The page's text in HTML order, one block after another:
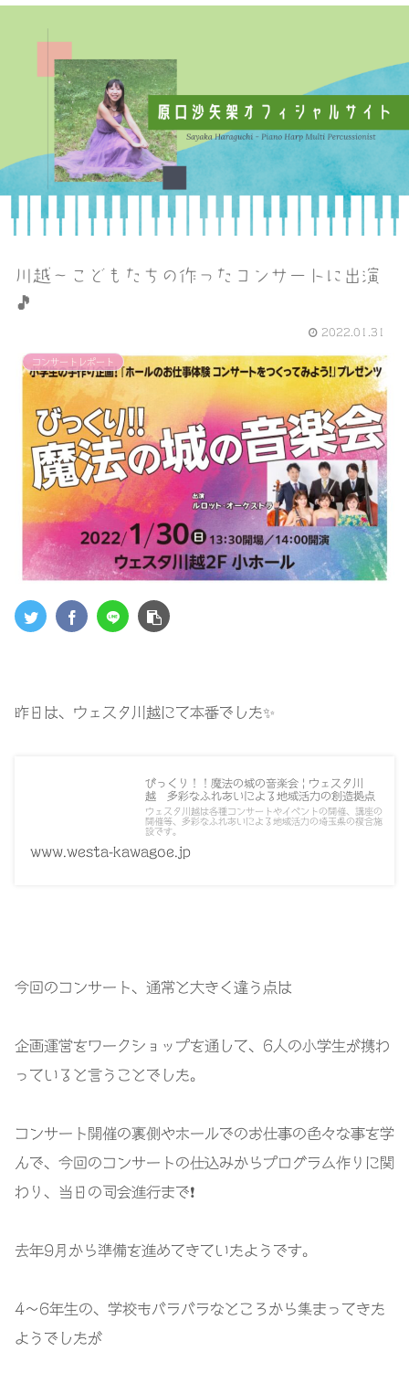
川越〜こどもたちの作ったコンサートに出演
🎵
2022.01.31
コンサートレポート
昨日は、ウェスタ川越にて本番でした✨
びっくり！！魔法の城の音楽会 | ウェスタ川
越 多彩なふれあいによる地域活力の創造拠点
ウェスタ川越は各種コンサートやイベントの開催、講座の
開催等、多彩なふれあいによる地域活力の埼玉県の複合施
設です。
www.westa-kawagoe.jp
今回のコンサート、通常と大きく違う点は
企画運営をワークショップを通して、 6 人の小学生が携わ
っていると言うことでした。
コンサート開催の裏側やホールでのお仕事の色々な事を学
んで、今回のコンサートの仕込みからプログラム作りに関
わり、当日の司会進行まで❗️
去年9 月から準備を進めてきていたようです。
4〜6年生の、学校もバラバラなところから集まってきた
ようでしたが